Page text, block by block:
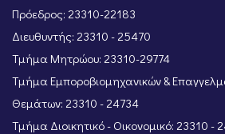
Πρόεδρος: 23310-22183
Διευθυντής: 23310 - 25470
Τμήμα Μητρώου: 23310-29774
Τμήμα Εμποροβιομηχανικών &
Θεμάτων: 23310 - 24734
Τμήμα Διοικητικό - Οικονομικό: 23310 -